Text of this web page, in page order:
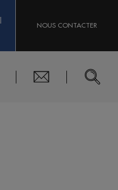
NOUS CONTACTER